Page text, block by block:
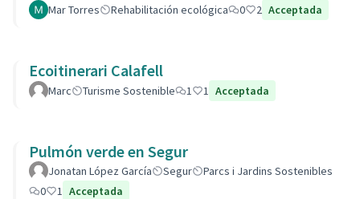
Mar Torres Rehabilitación ecológica 0 2 Acceptada
Ecoitinerari Calafell
Marc Turisme Sostenible 1 1 Acceptada
Pulmón verde en Segur
Jonatan López García Segur
Parcs i Jardins Sostenibles
0
1 Acceptada